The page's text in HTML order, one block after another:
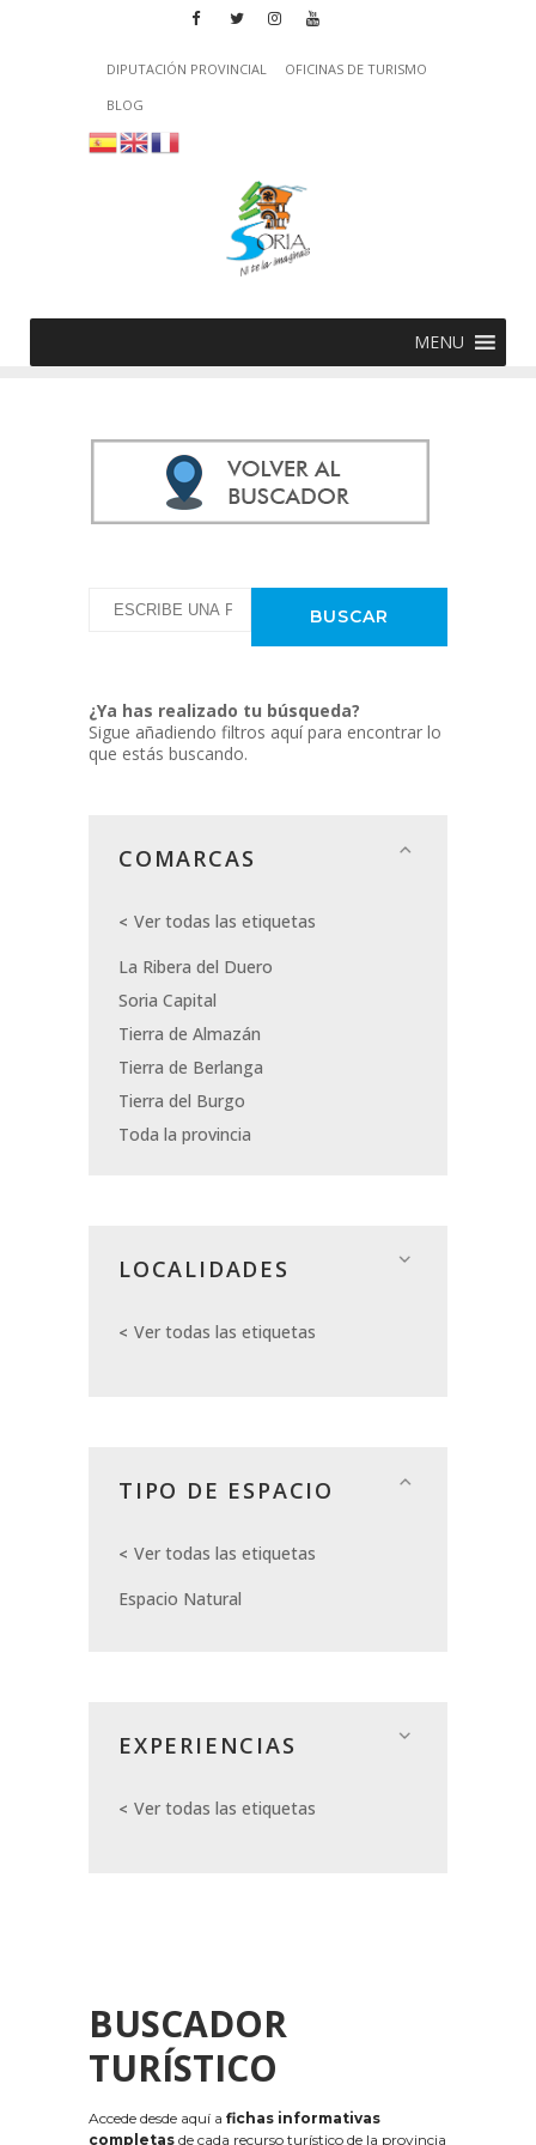
DIPUTACIÓN PROVINCIAL
OFICINAS DE TURISMO
BLOG
MENU
¿Ya has realizado tu búsqueda?
Sigue añadiendo filtros aquí para encontrar lo
que estás buscando.
COMARCAS
Ver todas las etiquetas
La Ribera del Duero
Soria Capital
Tierra de Almazán
Tierra de Berlanga
Tierra del Burgo
Toda la provincia
LOCALIDADES
Ver todas las etiquetas
TIPO DE ESPACIO
Ver todas las etiquetas
Espacio Natural
EXPERIENCIAS
Ver todas las etiquetas
BUSCADOR
TURÍSTICO
Accede desde aquí a fichas informativas
completas de cada recurso turístico de la provincia